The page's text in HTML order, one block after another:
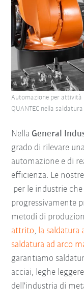
Nella General
grado di rilevare
automazione e di
efficienza. Le
per le industrie
progressivamente
metodi di
attrito, la saldatura
saldatura ad arco
garantiamo
acciai, leghe
dell'industria di
Automazione per attività
QUANTEC nella